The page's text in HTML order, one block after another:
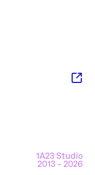
1A23 Studio
2013 – 2026